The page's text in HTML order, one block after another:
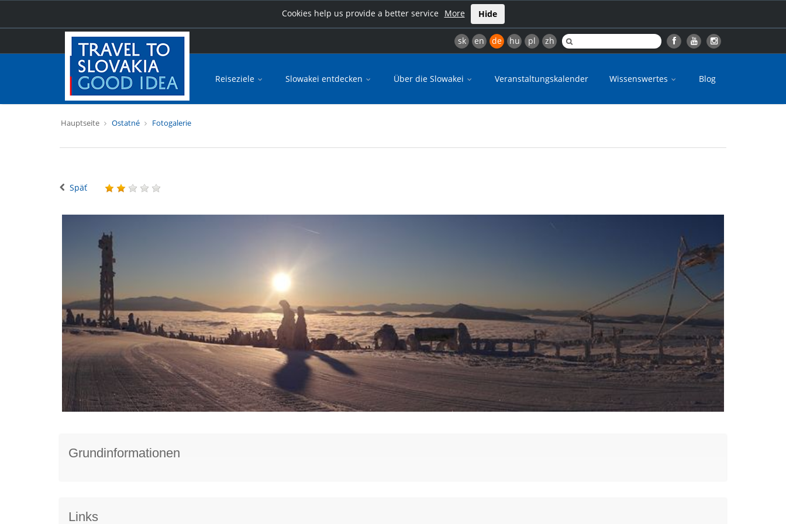
Cookies help us provide a better service More Hide
sk en de hu pl zh
Reiseziele Slowakei entdecken Über die Slowakei Veranstaltungskalender Wissenswertes Blog
Hauptseite Ostatné Fotogalerie
Späť
Grundinformationen
Links